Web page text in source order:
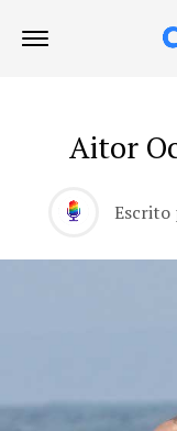
Aitor
Escrito